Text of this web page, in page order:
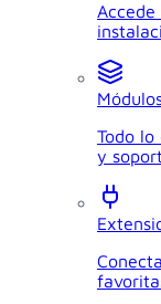
Accede
Todo
y